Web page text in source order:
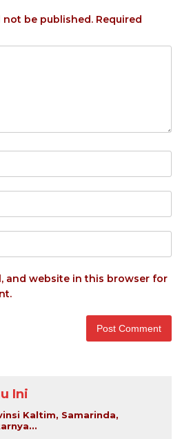
not be published. Required
and website in this browser for
Ini
Kaltim, Samarinda,